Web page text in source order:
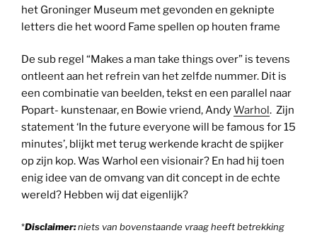
het Groninger Museum met gevonden en geknipte
letters die het woord Fame spellen op houten frame
De sub regel “Makes a man take things over” is tevens
ontleent aan het refrein van het zelfde nummer. Dit is
een combinatie van beelden, tekst en een parallel naar
Popart- kunstenaar, en Bowie vriend, AndyWarhol. Zijn
statement ‘In the future everyone will be famous for 15
minutes’, blijkt met terug werkende kracht de spijker
op zijn kop. Was Warhol een visionair? En had hij toen
enig idee van de omvang van dit concept in de echte
wereld? Hebben wij dat eigenlijk?
*Disclaimer:niets van bovenstaande vraag heeft betrekking